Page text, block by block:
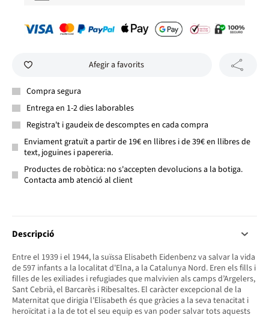
Afegir a favorits
Compra segura
Entrega en 1-2 dies laborables
Registra't i gaudeix de descomptes en cada compra
Enviament gratuït a partir de 19€ en llibres i de 39€ en llibres de
text, joguines i papereria.
Productes de robòtica: no s'accepten devolucions a la botiga.
Contacta amb atenció al client
Descripció
Entre el 1939 i el 1944, la suïssa Elisabeth Eidenbenz va salvar la vida
de 597 infants a la localitat d'Elna, a la Catalunya Nord. Eren els fills i
filles de les exiliades i refugiades que malvivien als camps d’Argelers,
Sant Cebrià, el Barcarès i Ribesaltes. El caràcter excepcional de la
Maternitat que dirigia l'Elisabeth és que gràcies a la seva tenacitat i
heroïcitat i a la de tot el seu equip es van poder salvar tots aquests